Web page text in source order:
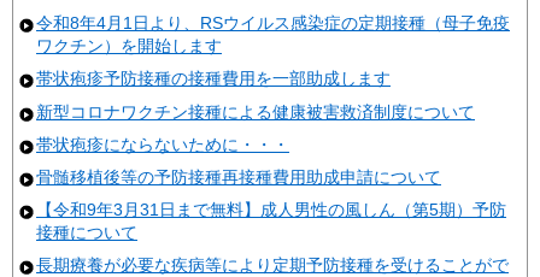
令和8年4月1日より、RSウイルス感染症の定期接種（母子免疫
ワクチン）を開始します
帯状疱疹予防接種の接種費用を一部助成します
新型コロナワクチン接種による健康被害救済制度について
帯状疱疹にならないために・・・
骨髄移植後等の予防接種再接種費用助成申請について
【令和9年3月31日まで無料】成人男性の風しん（第5期）予防
接種について
長期療養が必要な疾病等により定期予防接種を受けることがで